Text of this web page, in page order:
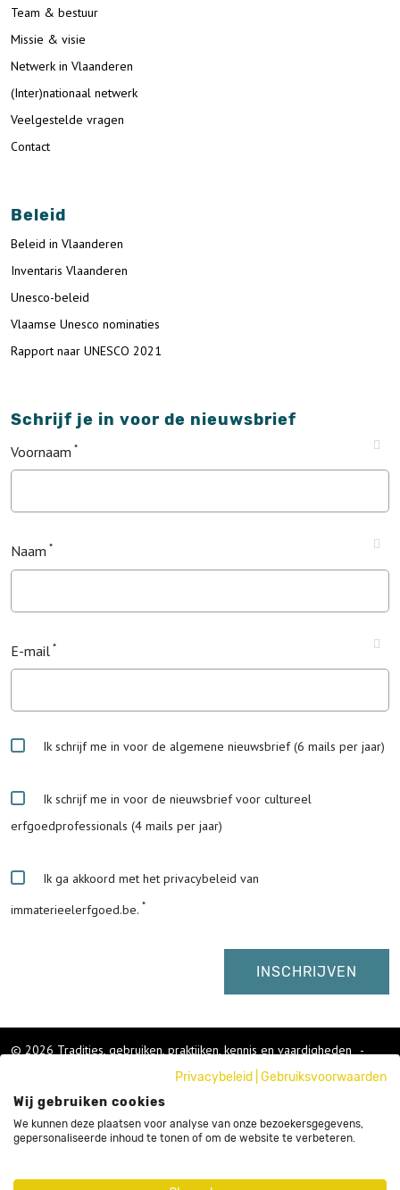
Team & bestuur
Missie & visie
Netwerk in Vlaanderen
(Inter)nationaal netwerk
Veelgestelde vragen
Contact
Beleid
Beleid in Vlaanderen
Inventaris Vlaanderen
Unesco-beleid
Vlaamse Unesco nominaties
Rapport naar UNESCO 2021
Schrijf je in voor de nieuwsbrief
Voornaam
Naam
E-mail
Ik schrijf me in voor de algemene nieuwsbrief (6 mails per jaar)
Ik schrijf me in voor de nieuwsbrief voor cultureel
erfgoedprofessionals (4 mails per jaar)
Ik ga akkoord met het privacybeleid van
immaterieelerfgoed.be.
© 2026 Tradities, gebruiken, praktijken, kennis en vaardigheden
-
Gebruikersvoorwaarden
Privacybeleid
Cookies
Sitemap
Privacybeleid
Gebruiksvoorwaarden
Wij gebruiken cookies
We kunnen deze plaatsen voor analyse van onze bezoekersgegevens,
gepersonaliseerde inhoud te tonen of om de website te verbeteren.